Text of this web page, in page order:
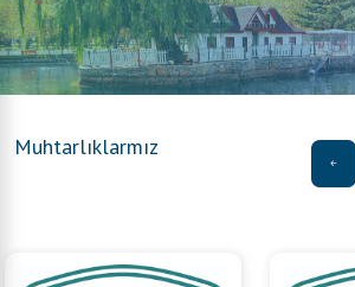
Muhtarlıklarmız